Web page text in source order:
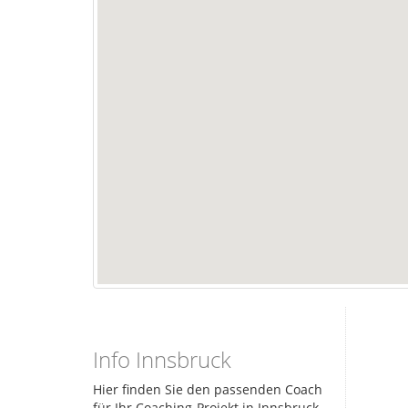
Info Innsbruck
Hier finden Sie den passenden Coach